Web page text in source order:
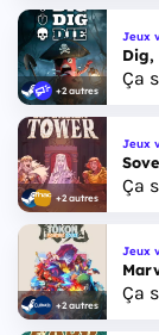
+2 autres
Jeux
Dig,
Ça
+2 autres
Jeux
Ça
+2 autres
Jeux
Ça